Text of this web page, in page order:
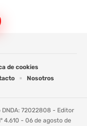
de cookies
Nosotros
DNDA: 72022808 - Editor
4.610 - 06 de agosto de